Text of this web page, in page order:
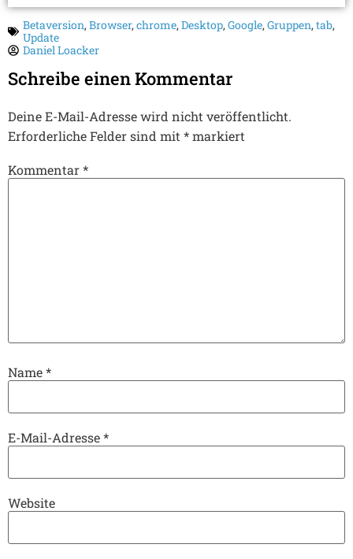
Betaversion,Browser,chrome,Desktop,Google,Gruppen,tab,
Update
Daniel Loacker
Schreibe einen Kommentar
Deine E-Mail-Adresse wird nicht veröffentlicht.
Erforderliche Felder sind mit*markiert
Kommentar*
Name*
E-Mail-Adresse*
Website